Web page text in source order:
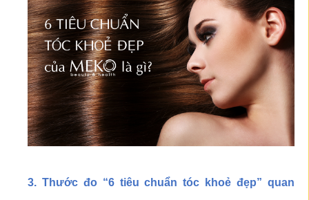
3. Thước đo “6 tiêu chuẩn tóc khoẻ đẹp” quan